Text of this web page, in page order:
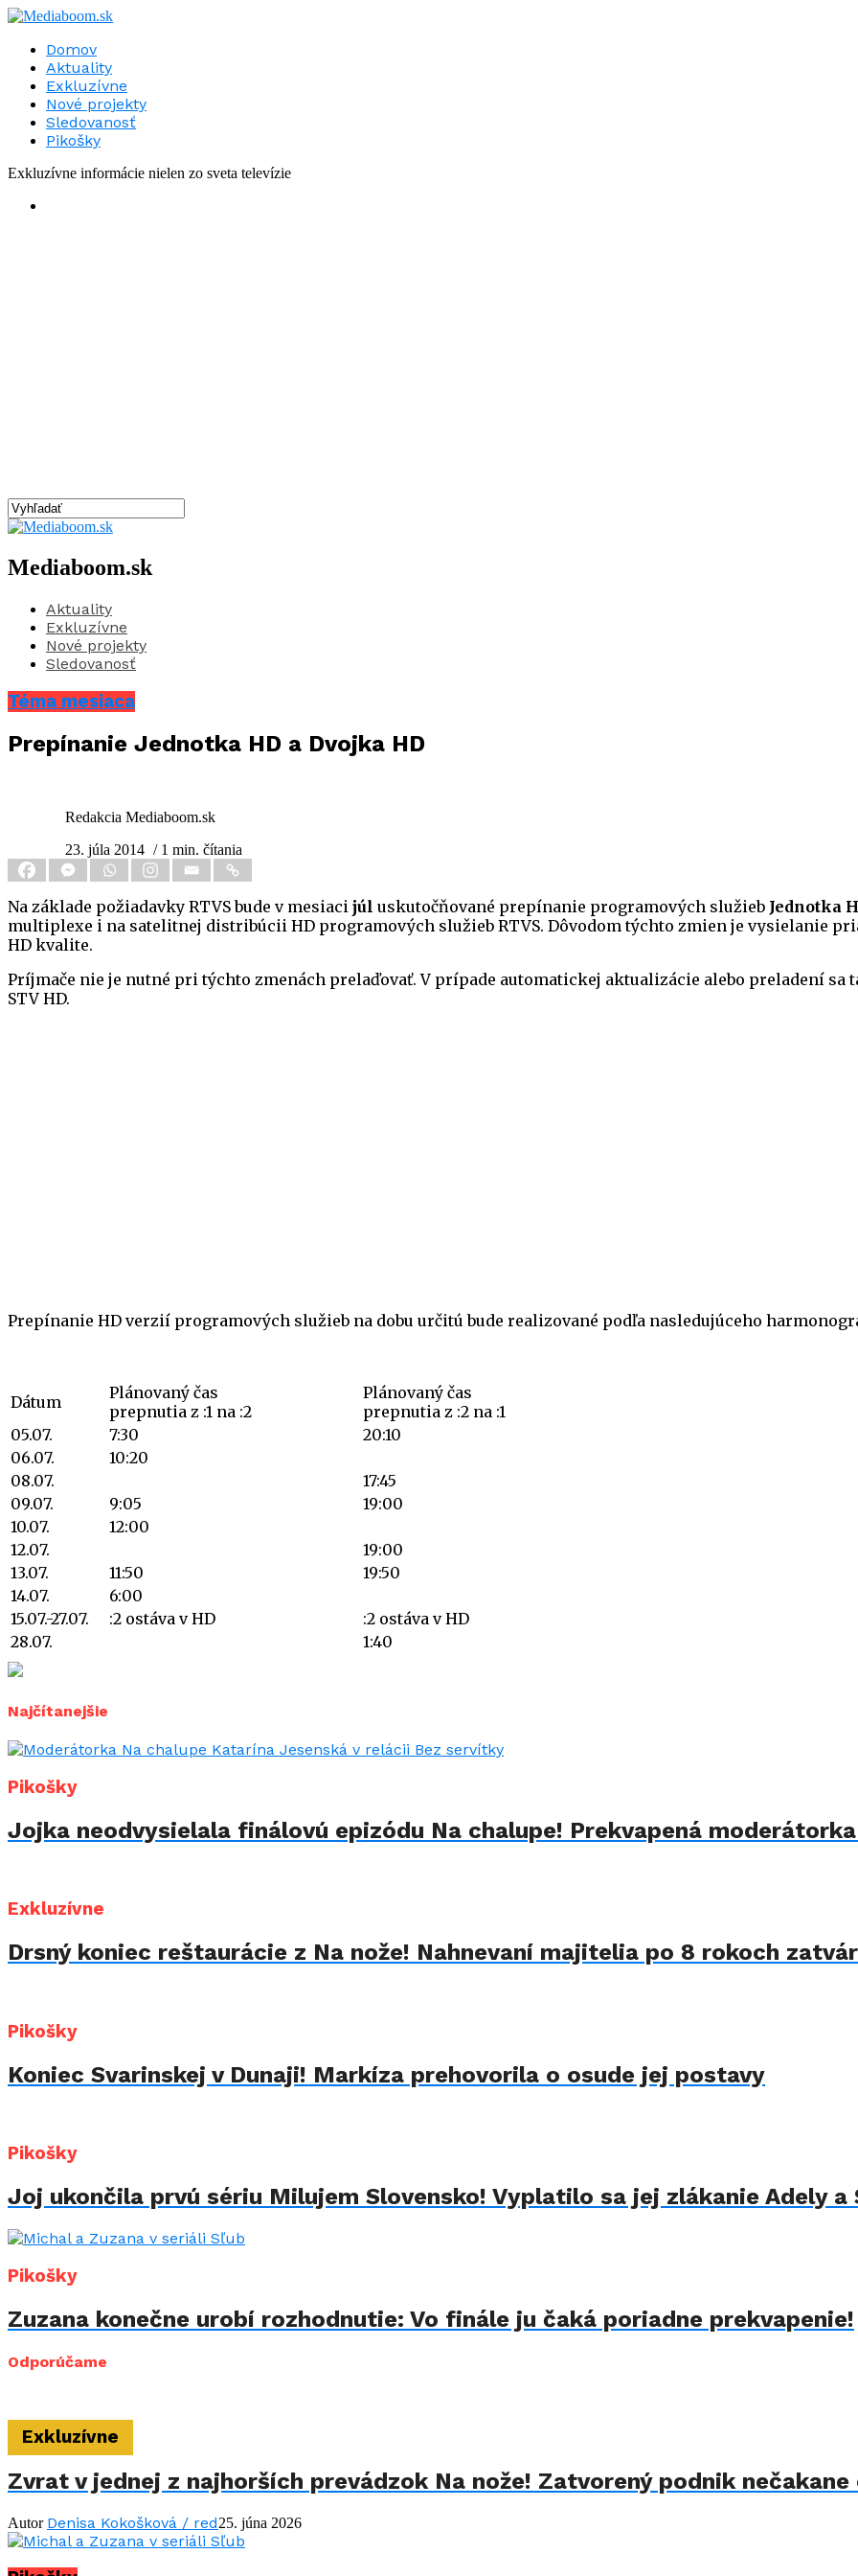
Domov
Aktuality
Exkluzívne
Nové projekty
Sledovanosť
Pikošky
Exkluzívne informácie nielen zo sveta televízie
Mediaboom.sk
Aktuality
Exkluzívne
Nové projekty
Sledovanosť
Téma mesiaca
Prepínanie Jednotka HD a Dvojka HD
Redakcia Mediaboom.sk
23. júla 2014 / 1 min. čítania
Na základe požiadavky RTVS bude v mesiaci júl uskutočňované prepínanie programových služieb Jednotka
multiplexe i na satelitnej distribúcii HD programových služieb RTVS. Dôvodom týchto zmien je vysielanie
HD kvalite.
Príjmače nie je nutné pri týchto zmenách prelaďovať. V prípade automatickej aktualizácie alebo preladení
STV HD.
Prepínanie HD verzií programových služieb na dobu určitú bude realizované podľa nasledujúceho
Dátum
Plánovaný čas
prepnutia z :1 na :2
Plánovaný čas
prepnutia z :2 na :1
05.07.
7:30
20:10
06.07.
10:20
08.07.
17:45
09.07.
9:05
19:00
10.07.
12:00
12.07.
19:00
13.07.
11:50
19:50
14.07.
6:00
15.07.-27.07.
:2 ostáva v HD
:2 ostáva v HD
28.07.
1:40
Najčítanejšie
Pikošky
Jojka neodvysielala finálovú epizódu Na chalupe! Prekvapená
Exkluzívne
Drsný koniec reštaurácie z Na nože! Nahnevaní majitelia po 8 rokoch
Pikošky
Koniec Svarinskej v Dunaji! Markíza prehovorila o osude jej postavy
Pikošky
Joj ukončila prvú sériu Milujem Slovensko! Vyplatilo sa jej zlákanie Adely a
Pikošky
Zuzana konečne urobí rozhodnutie: Vo finále ju čaká poriadne prekvapenie!
Odporúčame
Exkluzívne
Zvrat v jednej z najhorších prevádzok Na nože! Zatvorený podnik
Autor Denisa Kokošková / red25. júna 2026